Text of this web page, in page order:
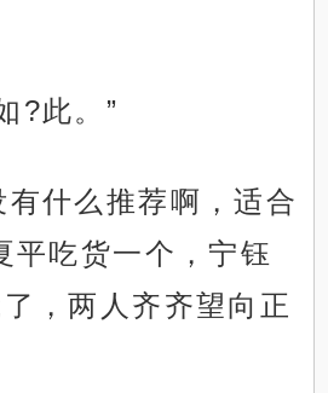
?此。”
有什么推荐啊，适合
平吃货一个，宁钰
，两人齐齐望向正